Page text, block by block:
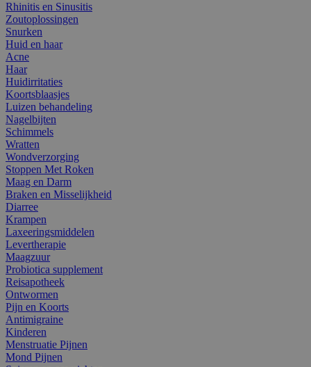
Rhinitis en Sinusitis
Zoutoplossingen
Snurken
Huid en haar
Acne
Haar
Huidirritaties
Koortsblaasjes
Luizen behandeling
Nagelbijten
Schimmels
Wratten
Wondverzorging
Stoppen Met Roken
Maag en Darm
Braken en Misselijkheid
Diarree
Krampen
Laxeeringsmiddelen
Levertherapie
Maagzuur
Probiotica supplement
Reisapotheek
Ontwormen
Pijn en Koorts
Antimigraine
Kinderen
Menstruatie Pijnen
Mond Pijnen